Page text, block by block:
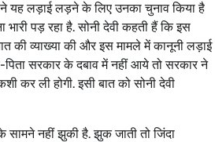
ने यह लड़ाई लड़ने के लिए उनका चुनाव किया है
पड़ रहा है. सोनी देवी कहती हैं कि इस
की व्याख्या की और इस मामले में कानूनी लड़ाई
सरकार के दबाव में नहीं आये तो सरकार ने
कर ली होगी. इसी बात को सोनी देवी
सामने नहीं झुकी है. झुक जाती तो जिंदा